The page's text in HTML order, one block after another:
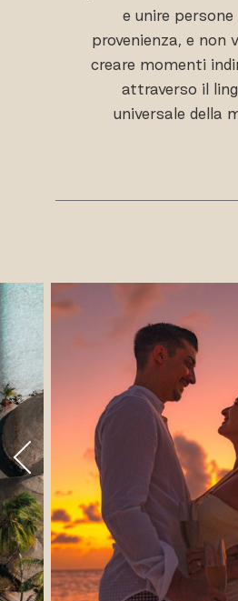
e unire persone
provenienza, e non
creare momenti
attraverso il
universale della